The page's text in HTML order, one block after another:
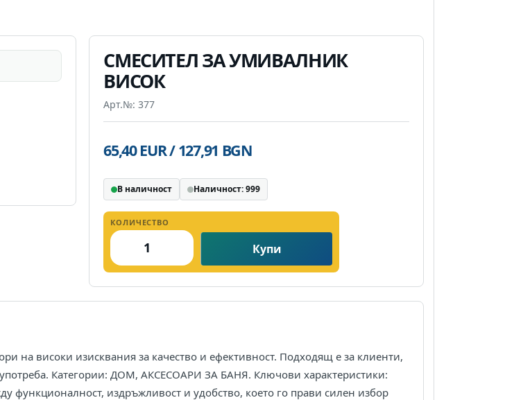
СМЕСИТЕЛ ЗА УМИВАЛНИК
ВИСОК
Арт.№: 377
65,40 EUR / 127,91 BGN
В наличност Наличност: 999
КОЛИЧЕСТВО
Купи
високи изисквания за качество и ефективност. Подходящ е за клиенти,
Категории: ДОМ, АКСЕСОАРИ ЗА БАНЯ. Ключови характеристики:
функционалност, издръжливост и удобство, което го прави силен избор